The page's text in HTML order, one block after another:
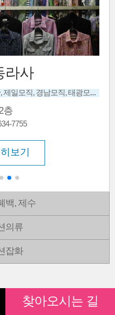
라사
양복지, 양장지, 수입원단, 제일모직, 경남모직, 태광모직, 양복마춤전문점
층
7755
보기
백, 제수
의류
잡화
찾아오시는 길